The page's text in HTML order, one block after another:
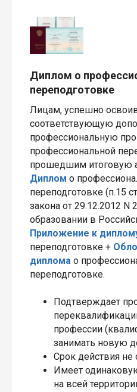
Диплом о
переподготовке
Лицам, успешно
соответствующую
профессиональную
профессиональной
прошедшим итоговую
Диплом о
переподготовке (п.15
закона от 29.12.2012 N
образовании в
Приложение к
переподготовке +
диплома о
переподготовке.
Подтверждает
профессии
занимать новую
Срок действия не
Имеет
на всей